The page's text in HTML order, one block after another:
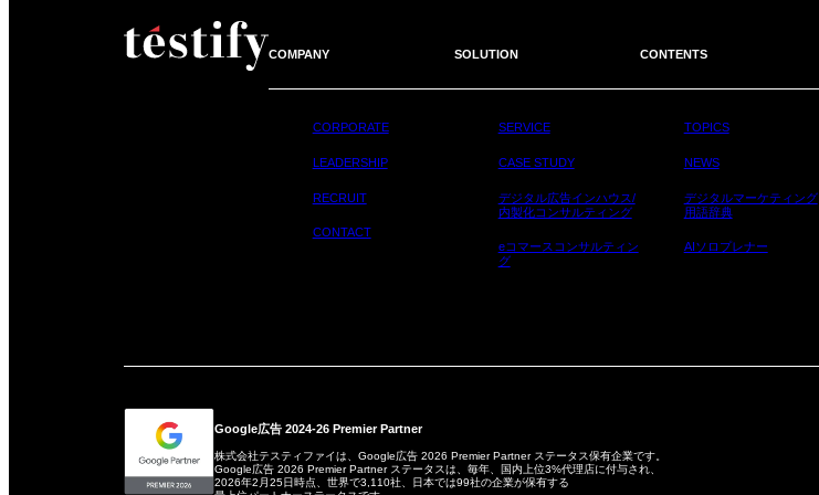
COMPANY
CORPORATE
LEADERSHIP
RECRUIT
CONTACT
SOLUTION
SERVICE
CASE STUDY
デジタル広告インハウス/
内製化コンサルティング
eコマースコンサルティン
グ
CONTENTS
TOPICS
NEWS
デジタルマーケティング
用語辞典
AIソロプレナー
Google広告 2024-26 Premier Partner
株式会社テスティファイは、Google広告 2026 Premier Partner ステータス保有企業です。
Google広告 2026 Premier Partner ステータスは、毎年、国内上位3%代理店に付与され、
2026年2月25日時点、世界で3,110社、日本では99社の企業が保有する